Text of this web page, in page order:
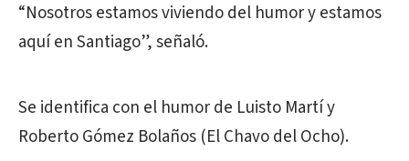
“Nosotros estamos viviendo del humor y estamos
aquí en Santiago”, señaló.
Se identifica con el humor de Luisto Martí y
Roberto Gómez Bolaños (El Chavo del Ocho).